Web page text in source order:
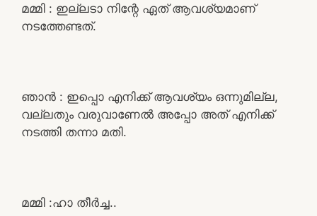
മമ്മി : ഇല്ലടാ നിന്റേ ഏത് ആവശ്യമാണ്
നടത്തേണ്ടത്.
ഞാൻ : ഇപ്പൊ എനിക്ക് ആവശ്യം ഒന്നുമില്ല,
വല്ലതും വരുവാണേൽ അപ്പോ അത് എനിക്ക്
നടത്തി തന്നാ മതി.
മമ്മി :ഹാ തീർച്ച..